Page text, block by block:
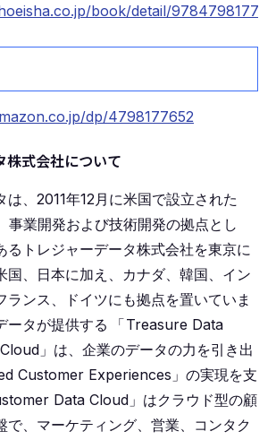
book/detail/
dp/4798177652
株式会社について
は、2011年12月に米国で設立された
事業開発および技術開発の拠点とし
るトレジャーデータ株式会社を東京に
国、日本に加え、カナダ、韓国、イン
ランス、ドイツにも拠点を置いていま
ータが提供する
「Treasure Data
」は、企業のデータの力を引き出
Customer Experiences」の実現を支
Data Cloud」はクラウド型の顧
で、マーケティング、営業、コンタク